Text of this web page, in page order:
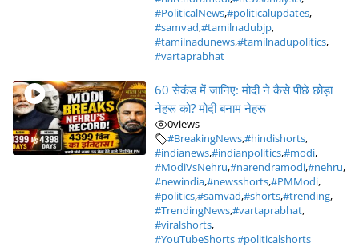
#PoliticalNews,#politicalupdates,
#samvad,#tamilnadubjp,
#tamilnadunews,#tamilnadupolitics,
#vartaprabhat
60 सेकंड में जानिए: मोदी ने कैसे पीछे छोड़ा
नेहरू को? मोदी बनाम नेहरू
0views
#BreakingNews,#hindishorts,
#indianews,#indianpolitics,#modi,
#ModiVsNehru,#narendramodi,#nehru,
#newindia,#newsshorts,#PMModi,
#politics,#samvad,#shorts,#trending,
#TrendingNews,#vartaprabhat,
#viralshorts,
#YouTubeShorts #politicalshorts